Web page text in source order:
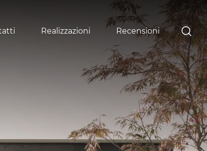
Realizzazioni Recensioni